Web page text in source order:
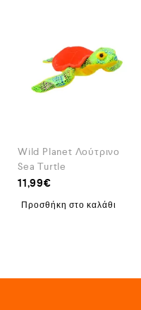
Wild Planet Λούτρινο
Sea Turtle
11,99€
Προσθήκη στο καλάθι